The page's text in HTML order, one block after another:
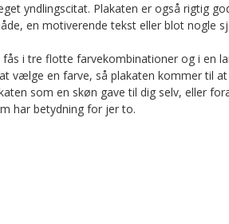
yndlingscitat. Plakaten er også rigtig
en motiverende tekst eller blot nogle
fås i tre flotte farvekombinationer og i en
vælge en farve, så plakaten kommer til
som en skøn gave til dig selv, eller
har betydning for jer to.